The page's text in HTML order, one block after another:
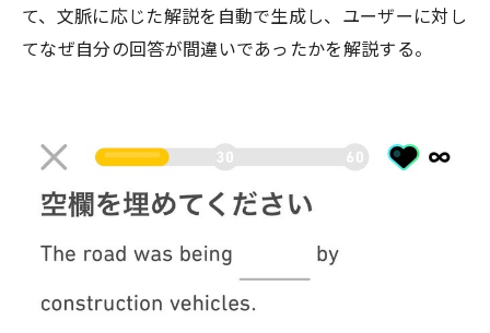
て、文脈に応じた解説を自動で生成し、ユーザーに対し
てなぜ自分の回答が間違いであったかを解説する。